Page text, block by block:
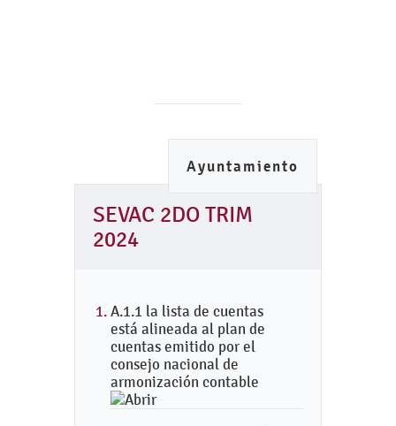
Ayuntamiento
SEVAC 2DO TRIM
2024
A.1.1 la lista de cuentas
está alineada al plan de
cuentas emitido por el
consejo nacional de
armonización contable